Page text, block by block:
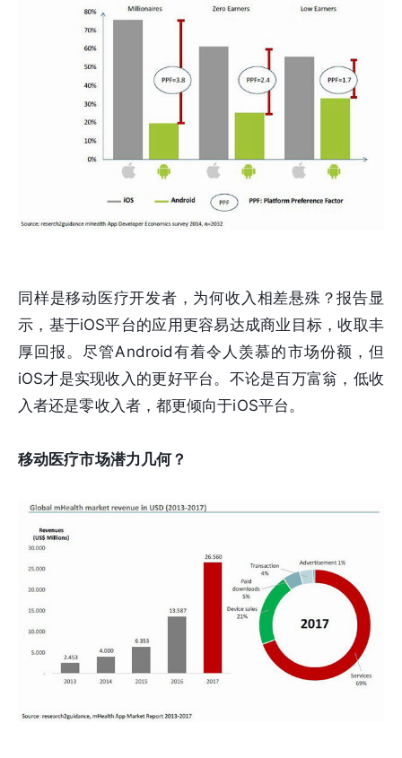
同样是移动医疗开发者，为何收入相差悬殊？报告显
示，基于iOS平台的应用更容易达成商业目标，收取丰
厚回报。尽管Android有着令人羡慕的市场份额，但
iOS才是实现收入的更好平台。不论是百万富翁，低收
入者还是零收入者，都更倾向于iOS平台。
移动医疗市场潜力几何？